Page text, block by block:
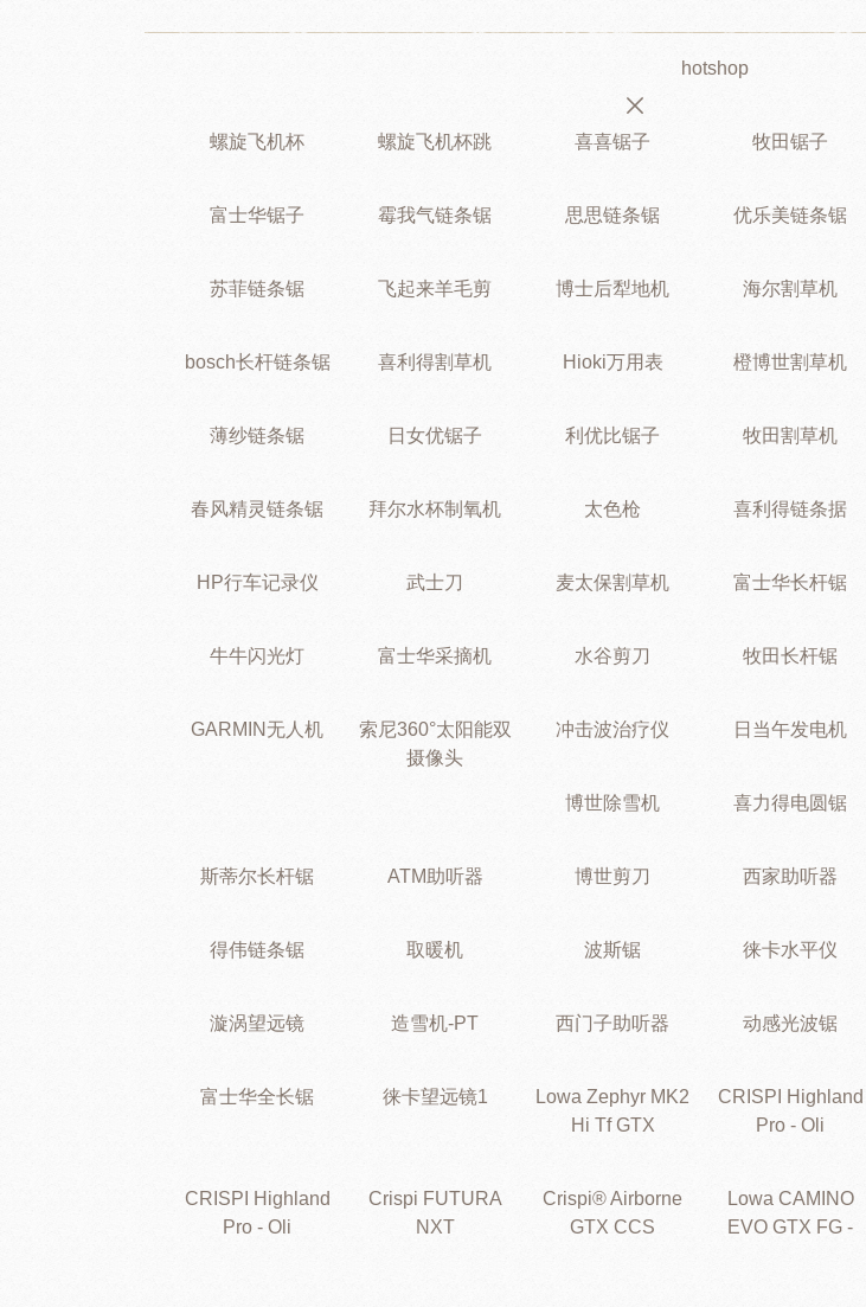
hotshop
螺旋飞机杯 螺旋飞机杯跳 喜喜锯子 牧田锯子
富士华锯子 霉我气链条锯 思思链条锯 优乐美链条锯
苏菲链条锯 飞起来羊毛剪 博士后犁地机 海尔割草机
bosch长杆链条锯 喜利得割草机 Hioki万用表 橙博世割草机
薄纱链条锯 日女优锯子 利优比锯子 牧田割草机
春风精灵链条锯 拜尔水杯制氧机 太色枪 喜利得链条据
HP行车记录仪 武士刀 麦太保割草机 富士华长杆锯
牛牛闪光灯 富士华采摘机 水谷剪刀 牧田长杆锯
GARMIN无人机
索尼360°太阳能双
摄像头
冲击波治疗仪 日当午发电机
博世除雪机 喜力得电圆锯
斯蒂尔长杆锯 ATM助听器 博世剪刀 西家助听器
得伟链条锯 取暖机 波斯锯 徕卡水平仪
漩涡望远镜 造雪机-PT 西门子助听器 动感光波锯
富士华全长锯 徕卡望远镜1
Lowa Zephyr MK2
Hi Tf GTX
CRISPI Highland
Pro - Oli
CRISPI Highland
Pro - Oli
Crispi FUTURA
NXT
Crispi® Airborne
GTX CCS
Lowa CAMINO
EVO GTX FG -